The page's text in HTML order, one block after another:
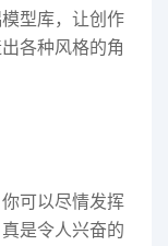
型库，让创作
各种风格的角
可以尽情发挥
是令人兴奋的